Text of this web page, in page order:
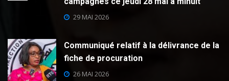
29 MAI 2026
Communiqué relatif à la délivrance de la
fiche de procuration
26 MAI 2026